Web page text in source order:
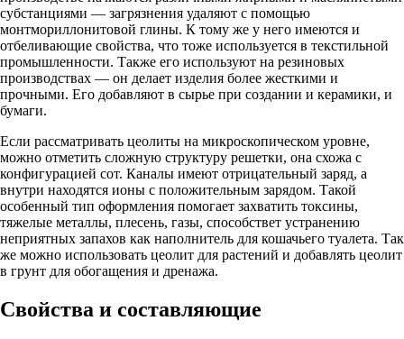
субстанциями — загрязнения удаляют с помощью
монтмориллонитовой глины. К тому же у него имеются и
отбеливающие свойства, что тоже используется в текстильной
промышленности. Также его используют на резиновых
производствах — он делает изделия более жесткими и
прочными. Его добавляют в сырье при создании и керамики, и
бумаги.
Если рассматривать цеолиты на микроскопическом уровне,
можно отметить сложную структуру решетки, она схожа с
конфигурацией сот. Каналы имеют отрицательный заряд, а
внутри находятся ионы с положительным зарядом. Такой
особенный тип оформления помогает захватить токсины,
тяжелые металлы, плесень, газы, способствет устранению
неприятных запахов как наполнитель для кошачьего туалета. Так
же можно использовать цеолит для растений и добавлять цеолит
в грунт для обогащения и дренажа.
Свойства и составляющие